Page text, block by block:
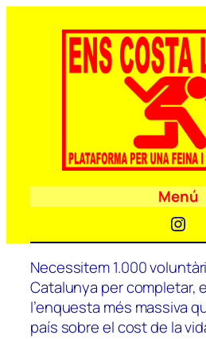
Menú
Necessitem 1.000
Catalunya per completar,
l’enquesta més massiva
país sobre el cost de la